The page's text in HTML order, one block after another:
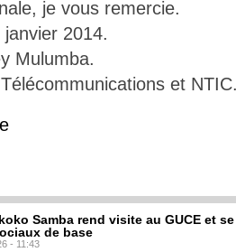
je vous remercie.
2014.
Mulumba.
et
Samba rend visite au GUCE et
de base
- 11:43